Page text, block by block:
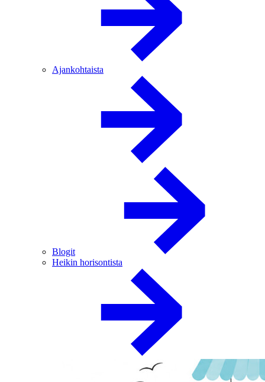
Ajankohtaista
Blogit
Heikin horisontista